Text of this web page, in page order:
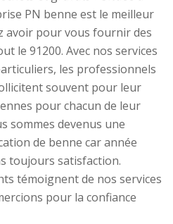
PN benne est le meilleur
avoir pour vous fournir des
le 91200. Avec nos services
les professionnels
souvent pour leur
pour chacun de leur
sommes devenus une
de benne car année
toujours satisfaction.
témoignent de nos services
pour la confiance